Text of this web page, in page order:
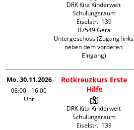
DRK Kita Kinderwelt
Schulungsraum
Eiselstr.  139
07549 Gera
Untergeschoss (Zugang links
neben dem vorderen
Eingang)
Mo. 30.11.2026
08:00 - 16:00
Uhr
Rotkreuzkurs Erste
Hilfe
DRK Kita Kinderwelt
Schulungsraum
Eiselstr.  139